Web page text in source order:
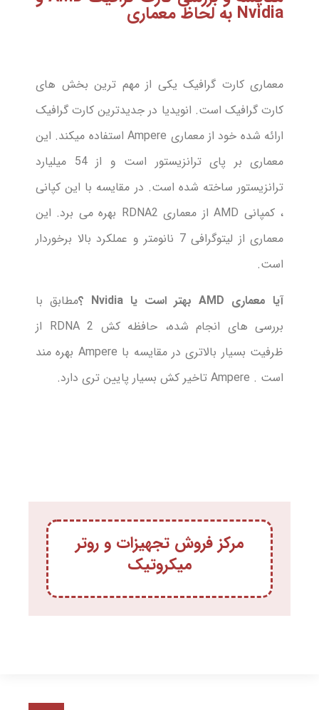
Nvidia به لحاظ معماری
معماری کارت گرافیک یکی از مهم ترین بخش های
کارت گرافیک است. انویدیا در جدیدترین کارت گرافیک
ارائه شده خود از معماری Ampere استفاده میکند. این
معماری بر پای ترانزیستور است و از 54 میلیارد
ترانزیستور ساخته شده است. در مقایسه با این کپانی
، کمپانی AMD از معماری RDNA2 بهره می برد. این
معماری از لیتوگرافی 7 نانومتر و عملکرد بالا برخوردار
است.
آیا معماری AMD بهتر است یا Nvidia ؟مطابق با
بررسی های انجام شده، حافظه کش RDNA 2 از
ظرفیت بسیار بالاتری در مقایسه با Ampere بهره مند
است . Ampere تاخیر کش بسیار پایین تری دارد.
مرکز فروش تجهیزات و روتر
میکروتیک